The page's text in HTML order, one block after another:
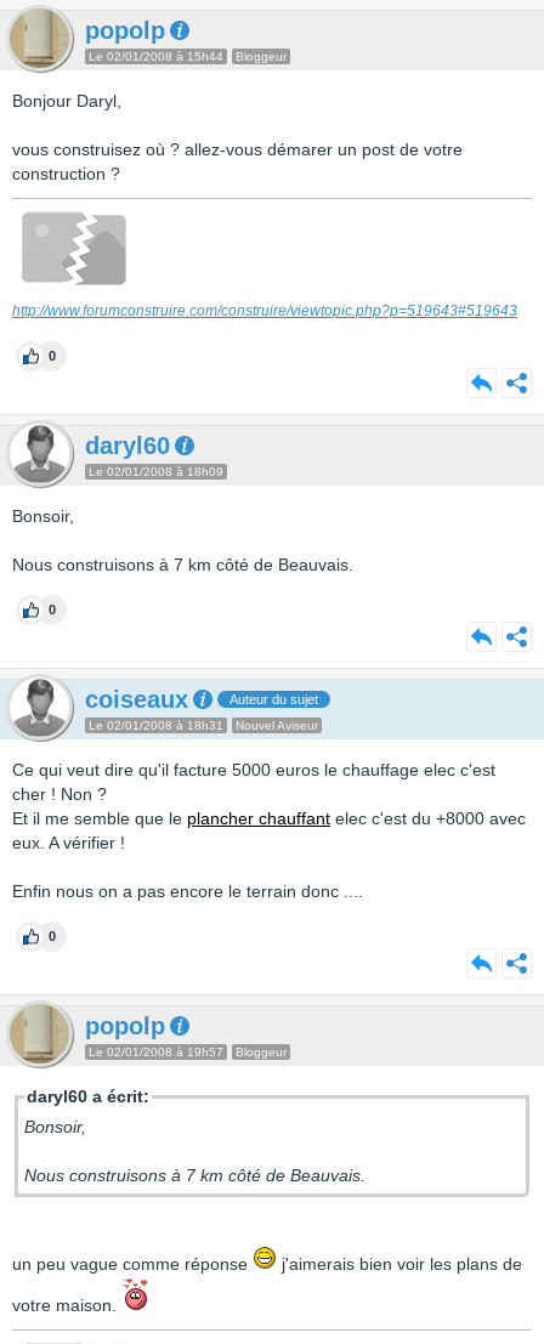
popolp
Le 02/01/2008 à 15h44 Bloggeur
Bonjour Daryl,
vous construisez où ? allez-vous démarer un post de votre
construction ?
http://www.forumconstruire.com/construire/viewtopic.php?p=519643#519643
0
daryl60
Le 02/01/2008 à 18h09
Bonsoir,
Nous construisons à 7 km côté de Beauvais.
0
coiseaux Auteur du sujet
Le 02/01/2008 à 18h31 Nouvel Aviseur
Ce qui veut dire qu'il facture 5000 euros le chauffage elec c'est
cher ! Non ?
Et il me semble que le plancher chauffant elec c'est du +8000 avec
eux. A vérifier !
Enfin nous on a pas encore le terrain donc ....
0
popolp
Le 02/01/2008 à 19h57 Bloggeur
daryl60 a écrit:
Bonsoir,
Nous construisons à 7 km côté de Beauvais.
un peu vague comme réponse j'aimerais bien voir les plans de
votre maison.